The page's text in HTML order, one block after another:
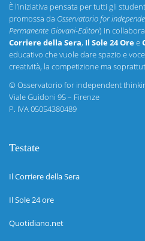
È l’iniziativa pensata per tutti gli
promossa da Osservatorio for
Permanente Giovani-Editori) in
Corriere della Sera, Il Sole 24 Oree
educativo che vuole dare spazio e
creatività, la competizione ma
©Osservatorio for independent
Viale Guidoni 95 – Firenze
P. IVA 05054380489
Testate
Il Corriere della Sera
Il Sole 24 ore
Quotidiano.net